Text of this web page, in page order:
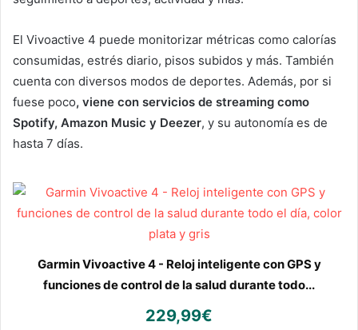
El Vivoactive 4 puede monitorizar métricas como calorías
consumidas, estrés diario, pisos subidos y más. También
cuenta con diversos modos de deportes. Además, por si
fuese poco, viene con servicios de streaming como
Spotify, Amazon Music y Deezer, y su autonomía es de
hasta 7 días.
Garmin Vivoactive 4 - Reloj inteligente con GPS y
funciones de control de la salud durante todo...
229,99€